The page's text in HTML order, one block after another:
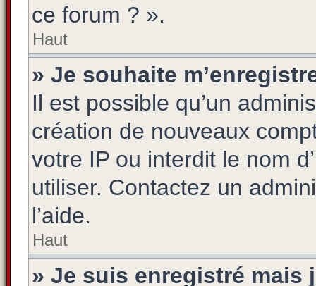
ce forum ? ».
Haut
» Je souhaite
Il est possible qu’un
création de nouveaux
votre IP ou interdit le nom
utiliser. Contactez un
l’aide.
Haut
» Je suis enregistré mais